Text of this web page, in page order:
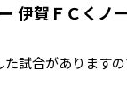
伊賀ＦＣくノ
試合があります